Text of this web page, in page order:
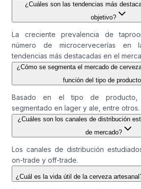
¿Cuáles son las tendencias más
objetivo?
La creciente prevalencia de
número de microcervecerías
tendencias más destacadas en el
¿Cómo se segmenta el mercado de
función del tipo de
Basado en el tipo de producto,
segmentado en lager y ale, entre otros.
¿Cuáles son los canales de distribución
de mercado?
Los canales de distribución
on-trade y off-trade.
¿Cuál es la vida útil de la cerveza